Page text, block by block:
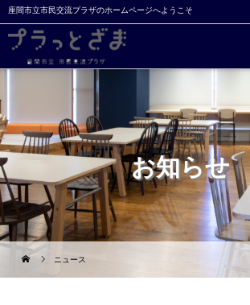
座間市立市民交流プラザのホームページへようこそ
お知らせ
ニュース